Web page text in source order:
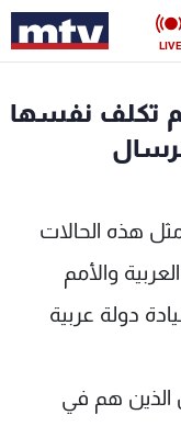
LIVE
تكلف نفسها
هذه الحالات
والأمم
دولة عربية
الذين هم في